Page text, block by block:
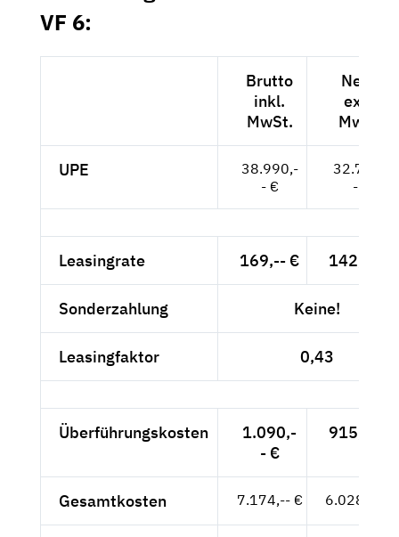
VF 6:
Brutto
inkl.
MwSt.
Netto
exkl.
MwSt.
UPE
38.990,-
- €
32.765,-
- €
Leasingrate 169,-- € 142,02 €
Sonderzahlung Keine!
Leasingfaktor 0,43
Überführungskosten
1.090,-
- €
915,97 €
Gesamtkosten 7.174,-- € 6.028,57 €